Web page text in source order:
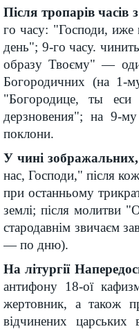
Після тропарів часів
го часу: "Господи,
день"; 9-го часу.
образу Твоєму" —
Богородичних (на 1-
"Богородице, ты
дерзновения"; на 9-
поклони.
У чині зображальних,
нас, Господи," після
при останньому
землі; після молитви
стародавнім звичаєм
— по дню).
На літургії
антифону 18-ої
жертовник, а також
відчинених